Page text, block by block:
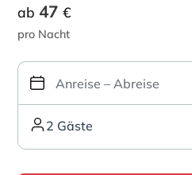
ab 47 €
pro Nacht
2 Gäste